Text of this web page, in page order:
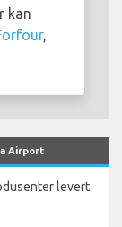
kan
,
Airport
levert